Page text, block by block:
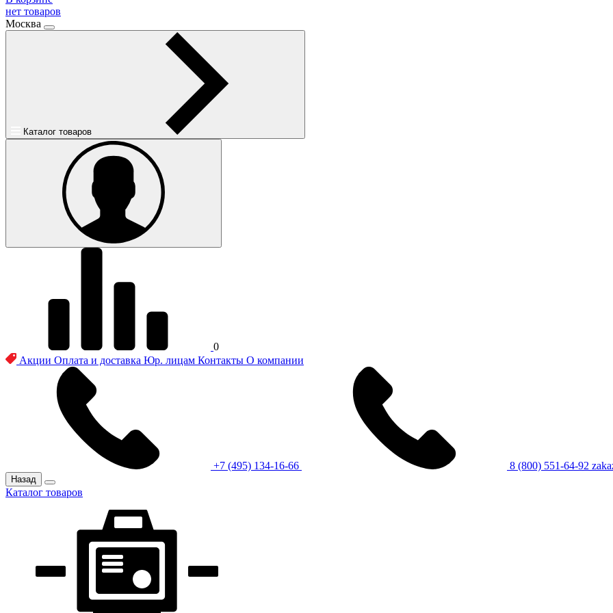
нет товаров
Москва
Каталог товаров
0
Акции Оплата и доставка Юр. лицам Контакты О компании
+7 (495) 134-16-66 8 (800) 551-64-92
Назад
Каталог товаров